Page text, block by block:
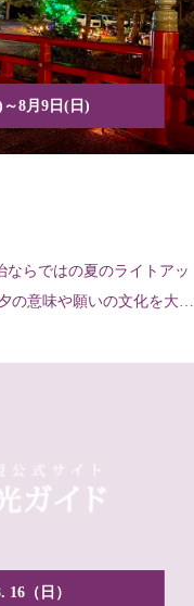
8月9日(日)
ならではの夏のライトアッ
の意味や願いの文化を大切
16（日）